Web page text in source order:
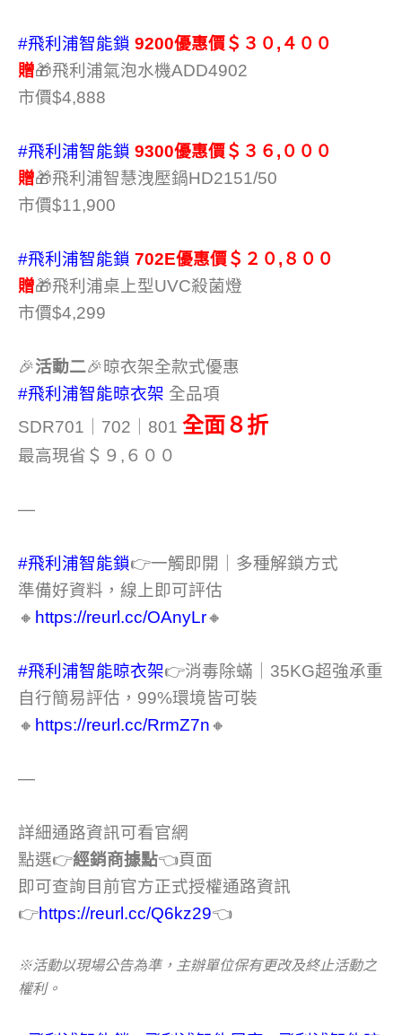
#飛利浦智能鎖 9200優惠價＄３０,４００
贈🎁飛利浦氣泡水機ADD4902
市價$4,888
#飛利浦智能鎖 9300優惠價＄３６,０００
贈🎁飛利浦智慧洩壓鍋HD2151/50
市價$11,900
#飛利浦智能鎖 702E優惠價＄２０,８００
贈🎁飛利浦桌上型UVC殺菌燈
市價$4,299
🎉活動二🎉晾衣架全款式優惠
#飛利浦智能晾衣架 全品項
SDR701｜702｜801 全面８折
最高現省＄９,６００
—
#飛利浦智能鎖👉一觸即開｜多種解鎖方式
準備好資料，線上即可評估
🔸 https://reurl.cc/OAnyLr🔸
#飛利浦智能晾衣架👉消毒除蟎｜35KG超強承重
自行簡易評估，99%環境皆可裝
🔸 https://reurl.cc/RrmZ7n🔸
—
詳細通路資訊可看官網
點選👉經銷商據點👈頁面
即可查詢目前官方正式授權通路資訊
👉https://reurl.cc/Q6kz29👈
※活動以現場公告為準，主辦單位保有更改及終止活動之
權利。